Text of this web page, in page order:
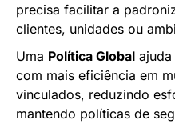
precisa facilitar a
clientes, unidades ou
Uma Política Global
com mais eficiência em
vinculados, reduzindo
mantendo políticas de